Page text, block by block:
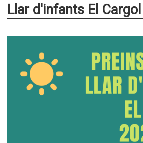
Llar d'infants El Cargol